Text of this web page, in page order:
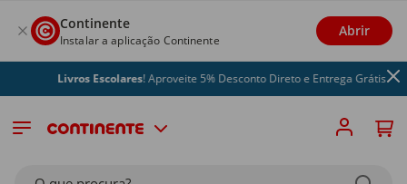
Continente
Instalar a aplicação Continente
Abrir
Livros Escolares! Aproveite 5% Desconto Direto e Entrega Grátis